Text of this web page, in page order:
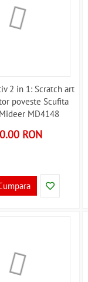
2 in 1: Scratch art
poveste Scufita
MD4148
RON